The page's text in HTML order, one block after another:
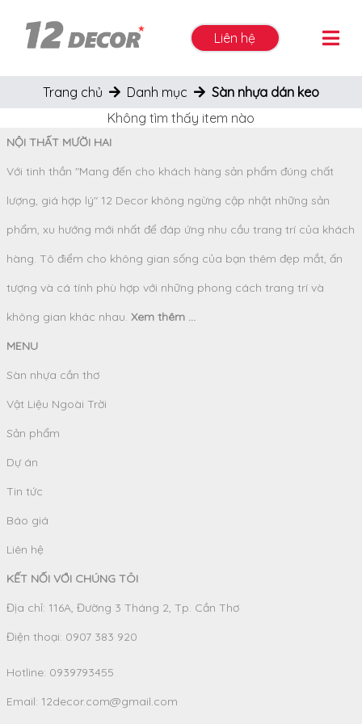
Liên hệ
Trang chủ Danh mục
Sàn nhựa dán keo
Không tìm thấy item nào
NỘI THẤT MƯỜI HAI
Với tinh thần "Mang đến cho khách hàng sản phẩm đúng chất
lượng, giá hợp lý" 12 Decor không ngừng cập nhật những sản
phẩm, xu hướng mới nhất để đáp ứng nhu cầu trang trí của khách
hàng. Tô điểm cho không gian sống của bạn thêm đẹp mắt, ấn
tượng và cá tính phù hợp với những phong cách trang trí và
không gian khác nhau. Xem thêm ...
MENU
Sàn nhựa cần thơ
Vật Liệu Ngoài Trời
Sản phẩm
Dự án
Tin tức
Báo giá
Liên hệ
KẾT NỐI VỚI CHÚNG TÔI
Địa chỉ: 116A, Đường 3 Tháng 2, Tp. Cần Thơ
Điện thoại: 0907 383 920
Hotline: 0939793455
Email: 12decor.com@gmail.com